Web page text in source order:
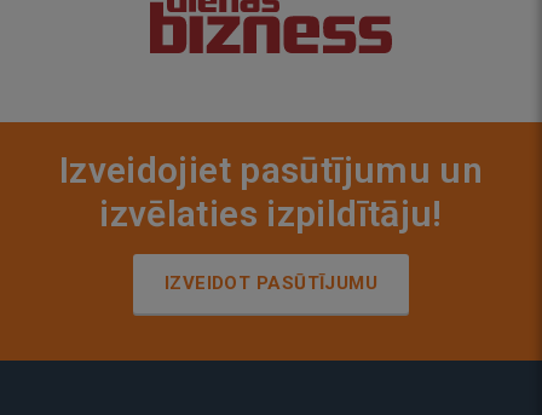
Izveidojiet pasūtījumu un
izvēlaties izpildītāju!
IZVEIDOT PASŪTĪJUMU